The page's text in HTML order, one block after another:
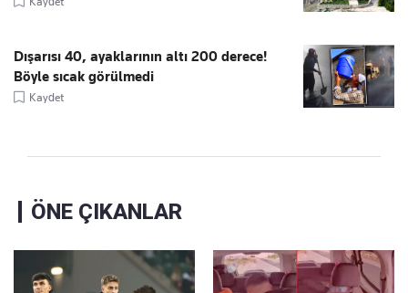
Dışarısı 40, ayaklarının altı 200 derece!
Böyle sıcak görülmedi
Kaydet
ÖNE ÇIKANLAR